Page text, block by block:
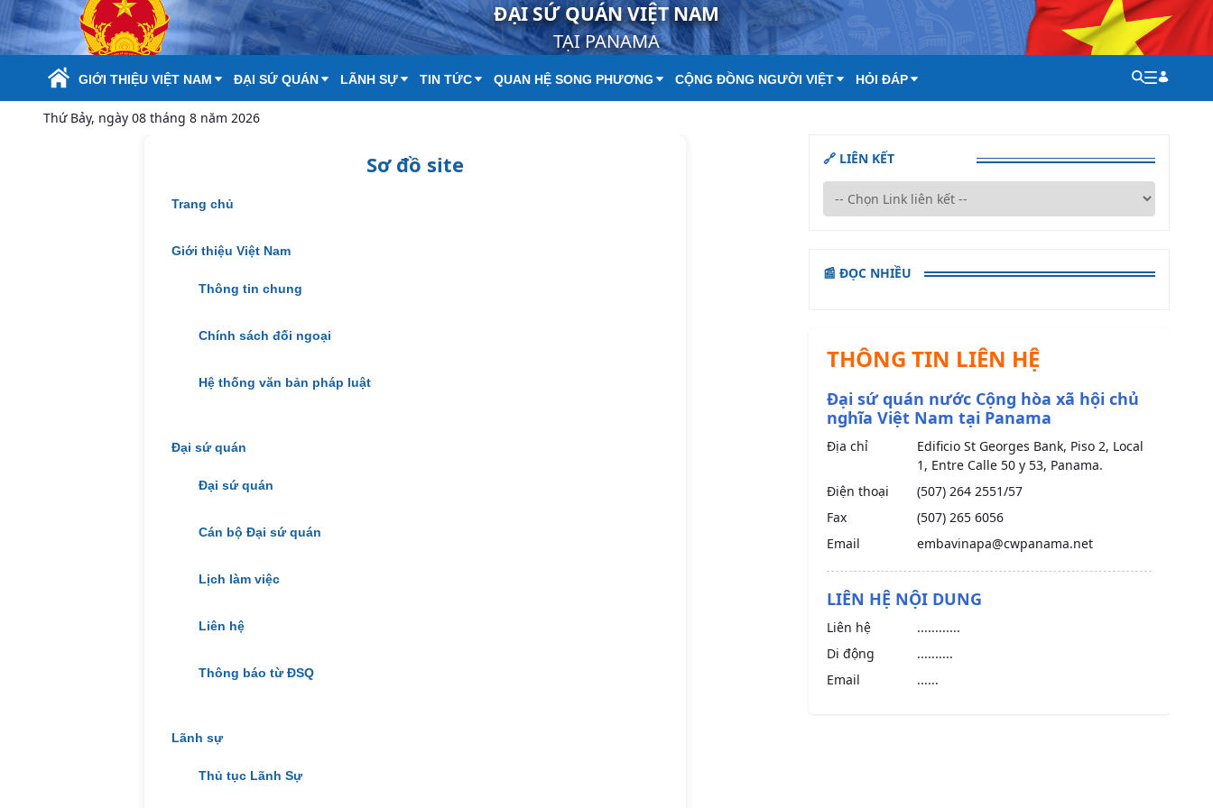
Skip to Main Content ĐẠI SỨ QUÁN VIỆT NAM
TẠI PANAMA
GIỚI THIỆU VIỆT NAM ĐẠI SỨ QUÁN LÃNH SỰ TIN TỨC QUAN HỆ SONG PHƯƠNG CỘNG ĐỒNG NGƯỜI VIỆT HỎI ĐÁP
Thứ Bảy, ngày 08 tháng 8 năm 2026
Sơ đồ site
Trang chủ
Giới thiệu Việt Nam
Thông tin chung
Chính sách đối ngoại
Hệ thống văn bản pháp luật
Đại sứ quán
Đại sứ quán
Cán bộ Đại sứ quán
Lịch làm việc
Liên hệ
Thông báo từ ĐSQ
Lãnh sự
Thủ tục Lãnh Sự
🔗 LIÊN KẾT
📰 ĐỌC NHIỀU
THÔNG TIN LIÊN HỆ
Đại sứ quán nước Cộng hòa xã hội chủ
nghĩa Việt Nam tại Panama
Địa chỉ
Edificio St Georges Bank, Piso 2, Local
1, Entre Calle 50 y 53, Panama.
Điện thoại
(507) 264 2551/57
Fax
(507) 265 6056
Email
embavinapa@cwpanama.net
LIÊN HỆ NỘI DUNG
Liên hệ
............
Di động
..........
Email
......